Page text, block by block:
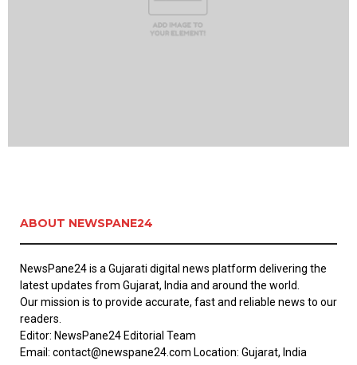
ABOUT NEWSPANE24
NewsPane24 is a Gujarati digital news platform delivering the
latest updates from Gujarat, India and around the world.
Our mission is to provide accurate, fast and reliable news to our
readers.
Editor: NewsPane24 Editorial Team
Email: contact@newspane24.com Location: Gujarat, India